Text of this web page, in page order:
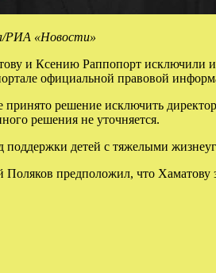
РИА «Новости»
и Ксению Раппопорт исключили
официальной правовой
принято решение исключить
решения не уточняется.
детей с тяжелыми
предположил, что Хаматову